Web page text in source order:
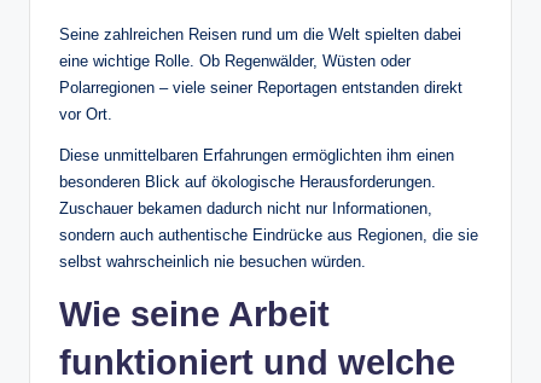
Seine zahlreichen Reisen rund um die Welt spielten dabei
eine wichtige Rolle. Ob Regenwälder, Wüsten oder
Polarregionen – viele seiner Reportagen entstanden direkt
vor Ort.
Diese unmittelbaren Erfahrungen ermöglichten ihm einen
besonderen Blick auf ökologische Herausforderungen.
Zuschauer bekamen dadurch nicht nur Informationen,
sondern auch authentische Eindrücke aus Regionen, die sie
selbst wahrscheinlich nie besuchen würden.
Wie seine Arbeit
funktioniert und welche